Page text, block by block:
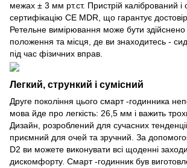
межах ± 3 мм рт.ст. Пристрій калібрований і
сертифікацію CE MDR, що гарантує
Ретельне вимірювання може бути
положення та місця, де ви знаходитесь -
під час фізичних вправ.
Легкий, стрункий і сумісний
Друге покоління цього смарт -годинника
мова йде про легкість: 26,5 мм і важить
Дизайн, розроблений для сучасних
приємний для очей та зручний. За
D2 ви можете виконувати всі щоденні
дискомфорту. Смарт -годинник був